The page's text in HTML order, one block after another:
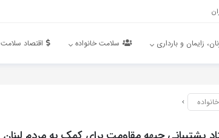
زایمان و بارداری سلامت خانواده اقتصاد سلامت